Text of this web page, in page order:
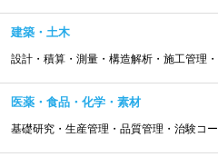
建築・土木
設計・積算・測量・構造解析・施工管理
医薬・食品・化学・素材
基礎研究・生産管理・品質管理・治験コ